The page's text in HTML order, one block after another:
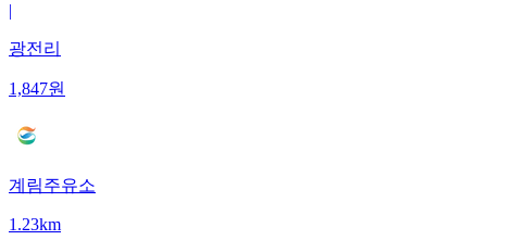
|
광전리
1,847원
계림주유소
1.23km